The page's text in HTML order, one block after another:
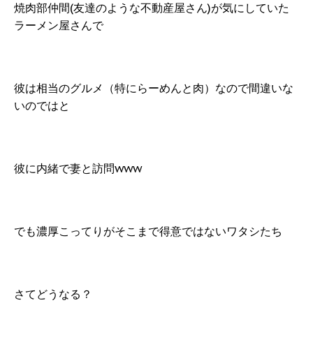
焼肉部仲間(友達のような不動産屋さん)が気にしていた
ラーメン屋さんで
彼は相当のグルメ（特にらーめんと肉）なので間違いな
いのではと
彼に内緒で妻と訪問www
でも濃厚こってりがそこまで得意ではないワタシたち
さてどうなる？